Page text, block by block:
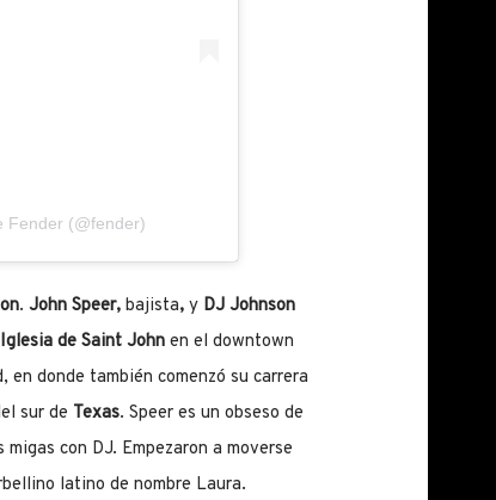
Fender (@fender)
. John Speer, bajista, y DJ Johnson
Iglesia de Saint John en el downtown
donde también comenzó su carrera
sur de Texas. Speer es un obseso de
con DJ. Empezaron a moverse
latino de nombre Laura.